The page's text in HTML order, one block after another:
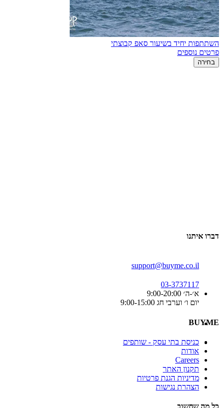
השתתפות יחיד בשיעור סאפ קבוצתי
פרטים נוספים
בחירה
דברו איתנו
support@buyme.co.il
03-3737117
א׳-ה׳ 9:00-20:00
יום ו׳ וערבי חג 9:00-15:00
BUYME
כניסת בתי עסק - שותפים
אודות
Careers
תקנון האתר
מדיניות הגנת פרטיות
הצהרת נגישות